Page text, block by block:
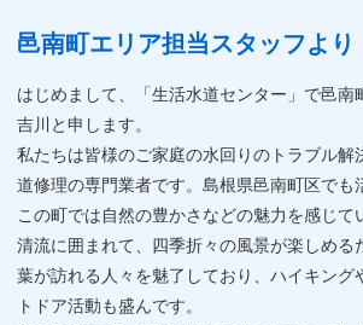
邑南町エリア担当スタッフより
はじめまして、「生活水道センター」で邑南
吉川と申します。
私たちは皆様のご家庭の水回りのトラブル解
道修理の専門業者です。島根県邑南町区でも
この町では自然の豊かさなどの魅力を感じて
清流に囲まれて、四季折々の風景が楽しめる
葉が訪れる人々を魅了しており、ハイキング
トドア活動も盛んです。